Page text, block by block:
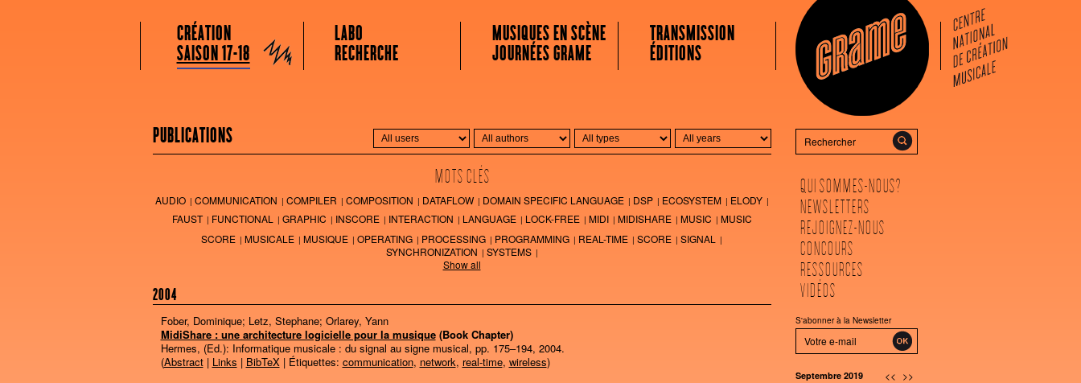
Grame
Menu principal
Aller au contenu principal
Aller au contenu secondaire
CRÉATION
SAISON 17-18
LABO
RECHERCHE
MUSIQUES EN SCÈNE
JOURNÉES GRAME
TRANSMISSION
ÉDITIONS
PUBLICATIONS
MOTS CLÉS
AUDIO COMMUNICATION COMPILER COMPOSITION DATAFLOW DOMAIN SPECIFIC LANGUAGE DSP ECOSYSTEM
ELODY
FAUST
FUNCTIONAL GRAPHIC INSCORE INTERACTION LANGUAGE LOCK-FREE MIDI MIDISHARE MUSIC
MUSIC
SCORE
MUSICALE MUSIQUE OPERATING PROCESSING PROGRAMMING REAL-TIME SCORE
SIGNAL
SYNCHRONIZATION
SYSTEMS
Show all
2004
Fober, Dominique; Letz, Stephane; Orlarey, Yann
MidiShare : une architecture logicielle pour la musique (Book Chapter)
Hermes, (Ed.): Informatique musicale : du signal au signe musical, pp. 175–194, 2004.
(Abstract| Links | BibTeX| Étiquettes: communication, network, real-time, wireless)
QUI SOMMES-NOUS?
NEWSLETTERS
REJOIGNEZ-NOUS
CONCOURS
RESSOURCES
VIDÉOS
S'abonner à la Newsletter
Septembre 2019 << >>